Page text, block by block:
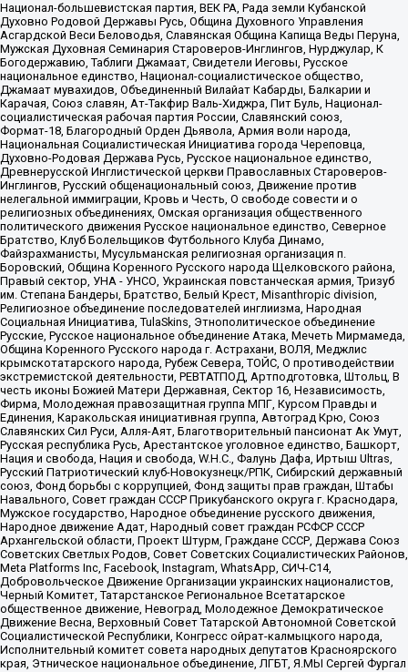
Национал-большевистская партия, ВЕК РА, Рада земли Кубанской
Духовно Родовой Державы Русь, Община Духовного Управления
Асгардской Веси Беловодья, Славянская Община Капища Веды Перуна,
Мужская Духовная Семинария Староверов-Инглингов, Нурджулар, К
Богодержавию, Таблиги Джамаат, Свидетели Иеговы, Русское
национальное единство, Национал-социалистическое общество,
Джамаат мувахидов, Объединенный Вилайат Кабарды, Балкарии и
Карачая, Союз славян, Ат-Такфир Валь-Хиджра, Пит Буль, Национал-
социалистическая рабочая партия России, Славянский союз,
Формат-18, Благородный Орден Дьявола, Армия воли народа,
Национальная Социалистическая Инициатива города Череповца,
Духовно-Родовая Держава Русь, Русское национальное единство,
Древнерусской Инглистической церкви Православных Староверов-
Инглингов, Русский общенациональный союз, Движение против
нелегальной иммиграции, Кровь и Честь, О свободе совести и о
религиозных объединениях, Омская организация общественного
политического движения Русское национальное единство, Северное
Братство, Клуб Болельщиков Футбольного Клуба Динамо,
Файзрахманисты, Мусульманская религиозная организация п.
Боровский, Община Коренного Русского народа Щелковского района,
Правый сектор, УНА - УНСО, Украинская повстанческая армия, Тризуб
им. Степана Бандеры, Братство, Белый Крест, Misanthropic division,
Религиозное объединение последователей инглиизма, Народная
Социальная Инициатива, TulaSkins, Этнополитическое объединение
Русские, Русское национальное объединение Атака, Мечеть Мирмамеда,
Община Коренного Русского народа г. Астрахани, ВОЛЯ, Меджлис
крымскотатарского народа, Рубеж Севера, ТОЙС, О противодействии
экстремистской деятельности, РЕВТАТПОД, Артподготовка, Штольц, В
честь иконы Божией Матери Державная, Сектор 16, Независимость,
Фирма, Молодежная правозащитная группа МПГ, Курсом Правды и
Единения, Каракольская инициативная группа, Автоград Крю, Союз
Славянских Сил Руси, Алля-Аят, Благотворительный пансионат Ак Умут,
Русская республика Русь, Арестантское уголовное единство, Башкорт,
Нация и свобода, Нация и свобода, W.H.С., Фалунь Дафа, Иртыш Ultras,
Русский Патриотический клуб-Новокузнецк/РПК, Сибирский державный
союз, Фонд борьбы с коррупцией, Фонд защиты прав граждан, Штабы
Навального, Совет граждан СССР Прикубанского округа г. Краснодара,
Мужское государство, Народное объединение русского движения,
Народное движение Адат, Народный совет граждан РСФСР СССР
Архангельской области, Проект Штурм, Граждане СССР, Держава Союз
Советских Светлых Родов, Совет Советских Социалистических Районов,
Meta Platforms Inc, Facebook, Instagram, WhatsApp, СИЧ-С14,
Добровольческое Движение Организации украинских националистов,
Черный Комитет, Татарстанское Региональное Всетатарское
общественное движение, Невоград, Молодежное Демократическое
Движение Весна, Верховный Совет Татарской Автономной Советской
Социалистической Республики, Конгресс ойрат-калмыцкого народа,
Исполнительный комитет совета народных депутатов Красноярского
края, Этническое национальное объединение, ЛГБТ, Я.МЫ Сергей Фургал